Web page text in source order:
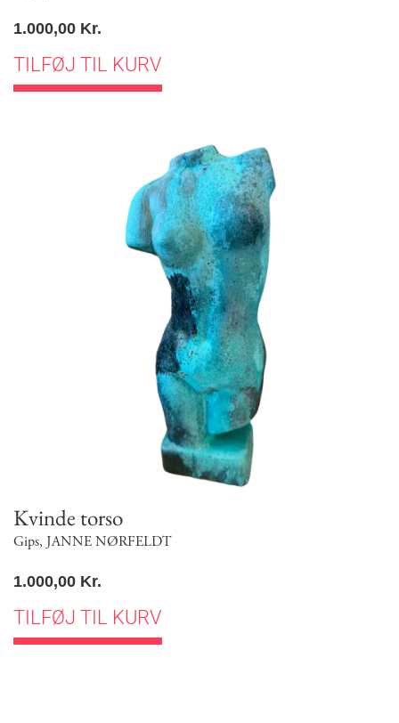
1.000,00 Kr.
TILFØJ TIL KURV
Kvinde torso
Gips, JANNE NØRFELDT
1.000,00 Kr.
TILFØJ TIL KURV